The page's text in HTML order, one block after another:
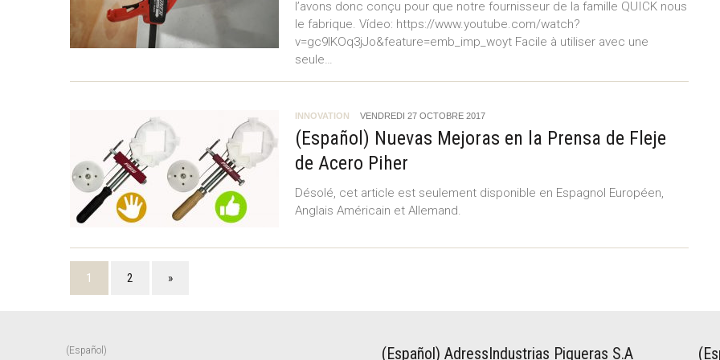
l’avons donc conçu pour que notre fournisseur de la famille QUICK nous
le fabrique. Vídeo: https://www.youtube.com/watch?
v=gc9lKOq3jJo&feature=emb_imp_woyt Facile à utiliser avec une
seule…
INNOVATION VENDREDI 27 OCTOBRE 2017
(Español) Nuevas Mejoras en la Prensa de Fleje
de Acero Piher
Désolé, cet article est seulement disponible en Espagnol Européen,
Anglais Américain et Allemand.
1 2 »
(Español) (Español) AdressIndustrias Piqueras S.A